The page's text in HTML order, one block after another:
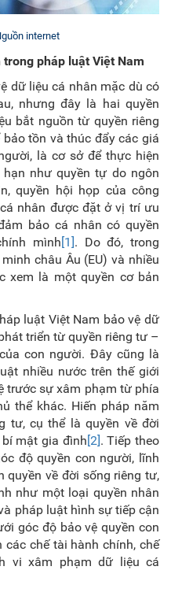
internet
pháp luật Việt Nam
dữ liệu cá nhân mặc dù có
nhưng đây là hai quyền
bắt nguồn từ quyền riêng
tồn và thúc đẩy các giá
là cơ sở để thực hiện
như quyền tự do ngôn
quyền hội họp của công
nhân được đặt ở vị trí ưu
bảo cá nhân có quyền
mình[1]. Do đó, trong
châu Âu (EU) và nhiều
xem là một quyền cơ bản
luật Việt Nam bảo vệ dữ
triển từ quyền riêng tư –
con người. Đây cũng là
nhiều nước trên thế giới
trước sự xâm phạm từ phía
thể khác. Hiến pháp năm
tư, cụ thể là quyền về đời
mật gia đình[2]. Tiếp theo
độ quyền con người, lĩnh
về đời sống riêng tư,
như một loại quyền nhân
pháp luật hình sự tiếp cận
góc độ bảo vệ quyền con
chế tài hành chính, chế
vi xâm phạm dữ liệu cá